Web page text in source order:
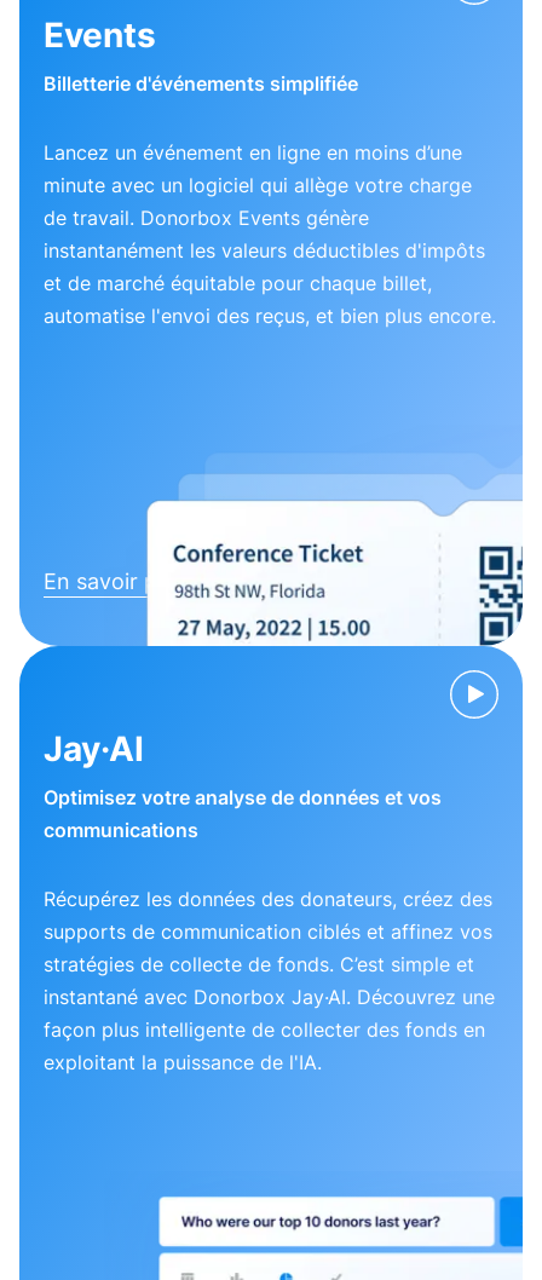
Events
Billetterie d'événements simplifiée
Lancez un événement en ligne en moins d’une
minute avec un logiciel qui allège votre charge
de travail. Donorbox Events génère
instantanément les valeurs déductibles d'impôts
et de marché équitable pour chaque billet,
automatise l'envoi des reçus, et bien plus encore.
En savoir plus
Jay·AI
Optimisez votre analyse de données et vos
communications
Récupérez les données des donateurs, créez des
supports de communication ciblés et affinez vos
stratégies de collecte de fonds. C’est simple et
instantané avec Donorbox Jay·AI. Découvrez une
façon plus intelligente de collecter des fonds en
exploitant la puissance de l'IA.